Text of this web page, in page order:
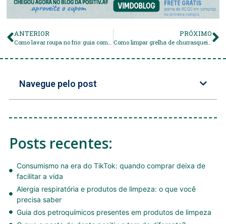
ANTERIOR
Como lavar roupa no frio: guia completo para secar mais rápido e evitar cheiro ruim
PRÓXIMO
Como limpar grelha de churrasqueira?
Navegue pelo post
Posts recentes:
Consumismo na era do TikTok: quando comprar deixa de
facilitar a vida
Alergia respiratória e produtos de limpeza: o que você
precisa saber
Guia dos petroquímicos presentes em produtos de limpeza